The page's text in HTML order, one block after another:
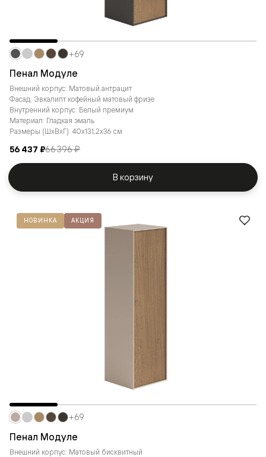
Пенал Модуле
Внешний корпус: Матовый антрацит
Фасад: Эвкалипт кофейный матовый фризе
Внутренний корпус: Белый премиум
Материал: Гладкая эмаль
Размеры (ШxВxГ): 40x131,2x36 см
56 437 ₽66 396 ₽
+69
В корзину
НОВИНКА АКЦИЯ
Пенал Модуле
Внешний корпус: Матовый бисквитный
+69